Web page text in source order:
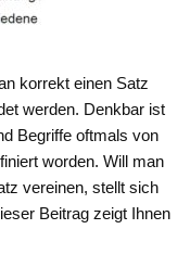
korrekt einen Satz
werden. Denkbar ist
Begriffe oftmals von
worden. Will man
vereinen, stellt sich
Beitrag zeigt Ihnen